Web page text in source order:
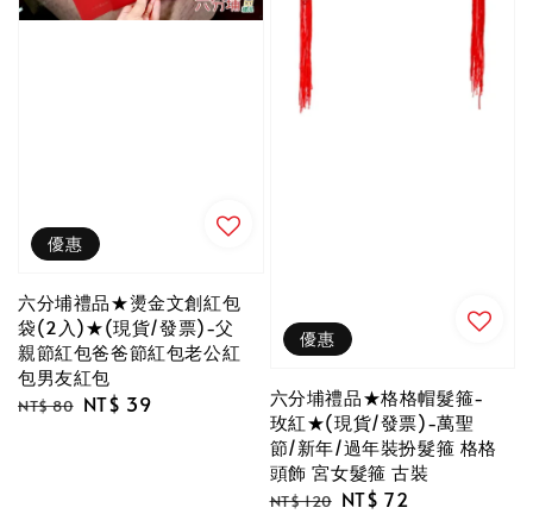
優惠
六分埔禮品★燙金文創紅包
袋(2入)★(現貨/發票)-父
親節紅包爸爸節紅包老公紅
包男友紅包
Regular
NT$ 80 Sale
NT$ 39
優惠
六分埔禮品★格格帽髮箍-
玫紅★(現貨/發票)-萬聖
節/新年/過年裝扮髮箍 格格
頭飾 宮女髮箍 古裝
Regular
NT$ 120 Sale
NT$ 72